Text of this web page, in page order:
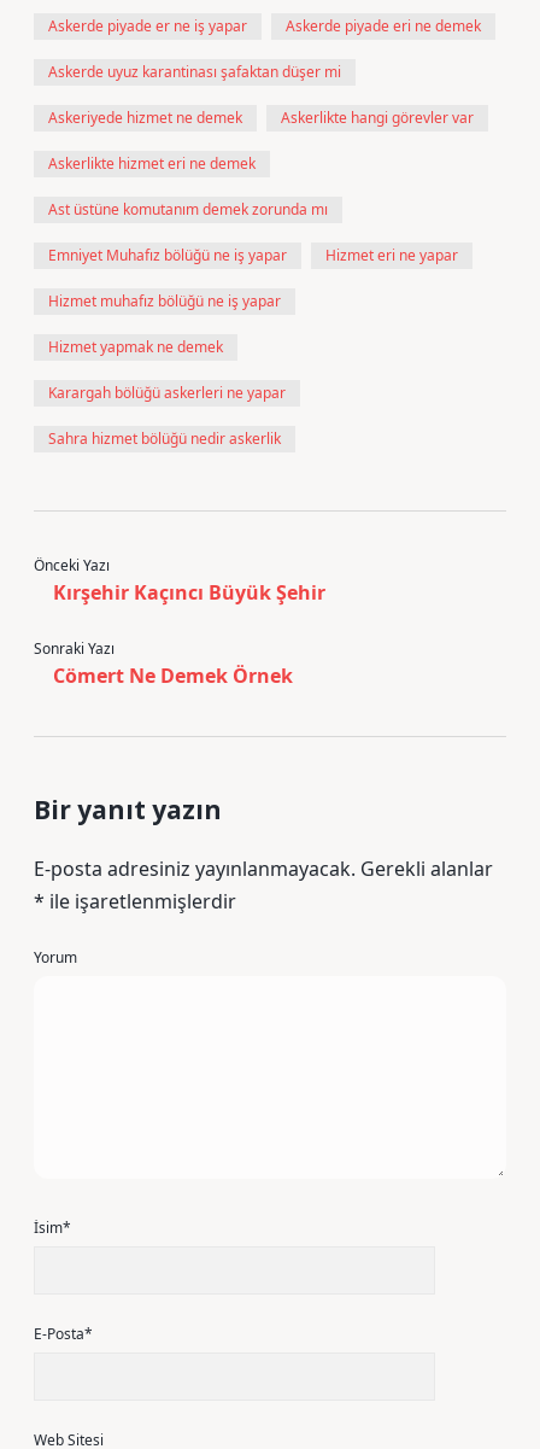
Askerde piyade er ne iş yapar Askerde piyade eri ne demek
Askerde uyuz karantinası şafaktan düşer mi
Askeriyede hizmet ne demek Askerlikte hangi görevler var
Askerlikte hizmet eri ne demek
Ast üstüne komutanım demek zorunda mı
Emniyet Muhafız bölüğü ne iş yapar Hizmet eri ne yapar
Hizmet muhafız bölüğü ne iş yapar
Hizmet yapmak ne demek
Karargah bölüğü askerleri ne yapar
Sahra hizmet bölüğü nedir askerlik
Önceki Yazı
Kırşehir Kaçıncı Büyük Şehir
Sonraki Yazı
Cömert Ne Demek Örnek
Bir yanıt yazın
E-posta adresiniz yayınlanmayacak. Gerekli alanlar
* ile işaretlenmişlerdir
Yorum
İsim*
E-Posta*
Web Sitesi